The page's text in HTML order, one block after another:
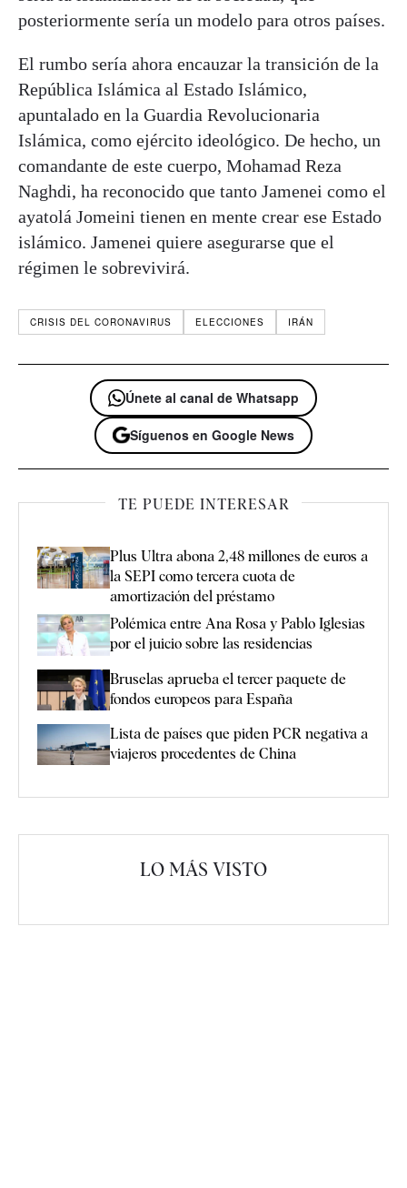
posteriormente sería un modelo para otros países.
El rumbo sería ahora encauzar la transición de la
República Islámica al Estado Islámico,
apuntalado en la Guardia Revolucionaria
Islámica, como ejército ideológico. De hecho, un
comandante de este cuerpo, Mohamad Reza
Naghdi, ha reconocido que tanto Jamenei como el
ayatolá Jomeini tienen en mente crear ese Estado
islámico. Jamenei quiere asegurarse que el
régimen le sobrevivirá.
CRISIS DEL CORONAVIRUS ELECCIONES IRÁN
Únete al canal de Whatsapp
Síguenos en Google News
TE PUEDE INTERESAR
Plus Ultra abona 2,48 millones de euros a
la SEPI como tercera cuota de
amortización del préstamo
Polémica entre Ana Rosa y Pablo Iglesias
por el juicio sobre las residencias
Bruselas aprueba el tercer paquete de
fondos europeos para España
Lista de países que piden PCR negativa a
viajeros procedentes de China
LO MÁS VISTO